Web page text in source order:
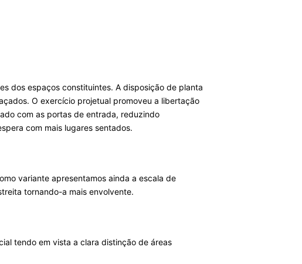
dos espaços constituintes. A disposição de planta
O exercício projetual promoveu a libertação
com as portas de entrada, reduzindo
com mais lugares sentados.
variante apresentamos ainda a escala de
tornando-a mais envolvente.
tendo em vista a clara distinção de áreas